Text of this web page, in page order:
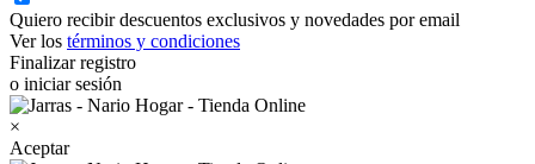
Quiero recibir descuentos exclusivos y novedades por email
Ver los términos y condiciones
Finalizar registro
o iniciar sesión
×
Aceptar